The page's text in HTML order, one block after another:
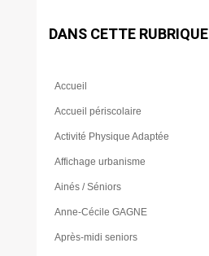
DANS CETTE RUBRIQUE
Accueil
Accueil périscolaire
Activité Physique Adaptée
Affichage urbanisme
Ainés / Séniors
Anne-Cécile GAGNE
Après-midi seniors